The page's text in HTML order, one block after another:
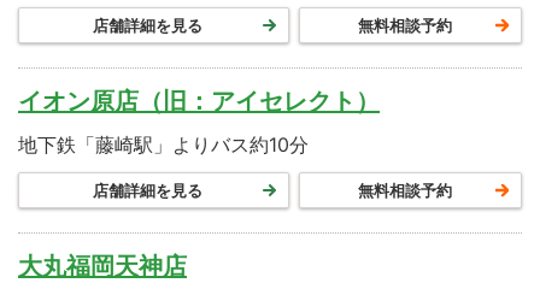
店舗詳細を見る 無料相談予約
イオン原店（旧：アイセレクト）
地下鉄「藤崎駅」よりバス約10分
店舗詳細を見る 無料相談予約
大丸福岡天神店